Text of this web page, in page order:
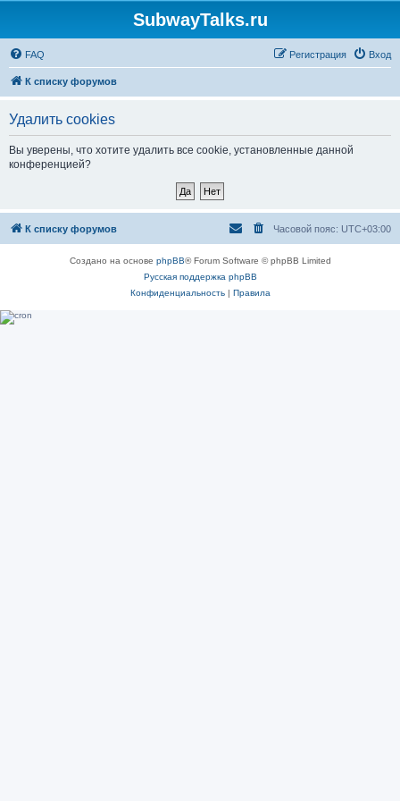
SubwayTalks.ru
FAQ Вход
Регистрация
К списку форумов
Удалить cookies
Вы уверены, что хотите удалить все cookie, установленные данной
конференцией?
К списку форумов Часовой пояс: UTC+03:00
Создано на основе phpBB® Forum Software © phpBB Limited
Русская поддержка phpBB
Конфиденциальность| Правила